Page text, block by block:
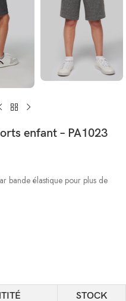
enfant – PA1023
bande élastique pour plus de
STOCK